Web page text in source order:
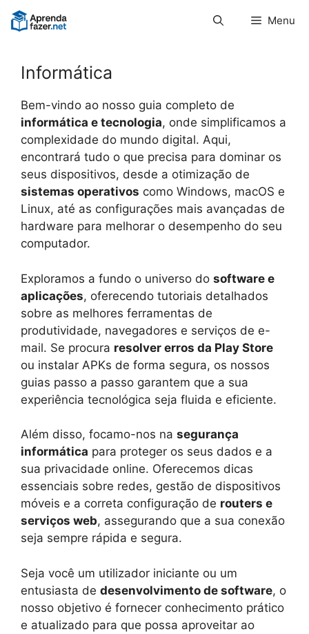
Pular
para
Menu
Informática
Bem-vindo ao nosso guia completo de
informática e tecnologia, onde simplificamos a
complexidade do mundo digital. Aqui,
encontrará tudo o que precisa para dominar os
seus dispositivos, desde a otimização de
sistemas operativos como Windows, macOS e
Linux, até as configurações mais avançadas de
hardware para melhorar o desempenho do seu
computador.
Exploramos a fundo o universo do software e
aplicações, oferecendo tutoriais detalhados
sobre as melhores ferramentas de
produtividade, navegadores e serviços de e-
mail. Se procura resolver erros da Play Store
ou instalar APKs de forma segura, os nossos
guias passo a passo garantem que a sua
experiência tecnológica seja fluida e eficiente.
Além disso, focamo-nos na segurança
informática para proteger os seus dados e a
sua privacidade online. Oferecemos dicas
essenciais sobre redes, gestão de dispositivos
móveis e a correta configuração de routers e
serviços web, assegurando que a sua conexão
seja sempre rápida e segura.
Seja você um utilizador iniciante ou um
entusiasta de desenvolvimento de software, o
nosso objetivo é fornecer conhecimento prático
e atualizado para que possa aproveitar ao